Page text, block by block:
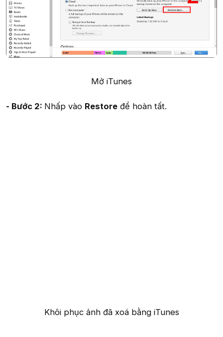
Mở iTunes​
- Bước 2: Nhấp vào Restore để hoàn tất.
Khôi phục ảnh đã xoá bằng iTunes​